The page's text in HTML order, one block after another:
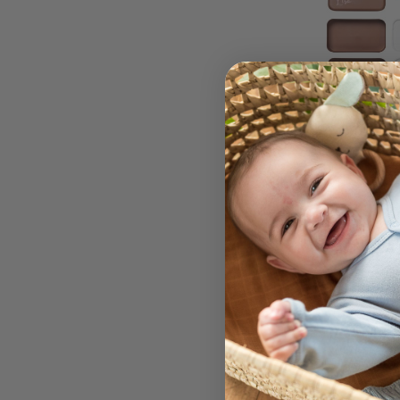
Lunchbox
lagig
Fabelab
ab CHF 39.90